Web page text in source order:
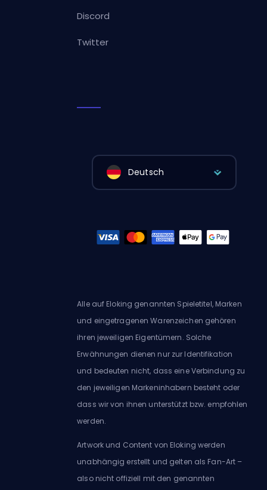
Discord
Twitter
Deutsch
Alle auf Eloking genannten Spieletitel, Marken
und eingetragenen Warenzeichen gehören
ihren jeweiligen Eigentümern. Solche
Erwähnungen dienen nur zur Identifikation
und bedeuten nicht, dass eine Verbindung zu
den jeweiligen Markeninhabern besteht oder
dass wir von ihnen unterstützt bzw. empfohlen
werden.
Artwork und Content von Eloking werden
unabhängig erstellt und gelten als Fan-Art –
also nicht offiziell mit den genannten